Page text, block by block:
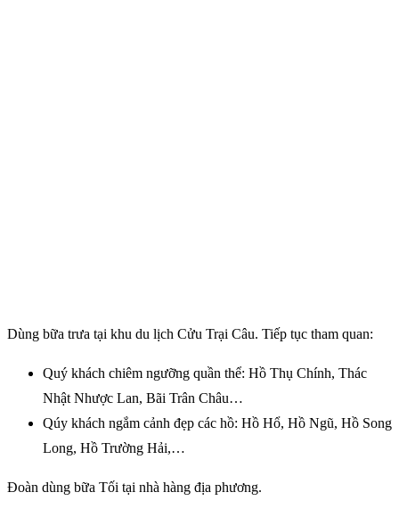
Dùng bữa trưa tại khu du lịch Cửu Trại Câu. Tiếp tục tham quan:
Quý khách chiêm ngưỡng quần thể: Hồ Thụ Chính, Thác
Nhật Nhược Lan, Bãi Trân Châu…
Qúy khách ngắm cảnh đẹp các hồ: Hồ Hổ, Hồ Ngũ, Hồ Song
Long, Hồ Trường Hải,…
Đoàn dùng bữa Tối tại nhà hàng địa phương.